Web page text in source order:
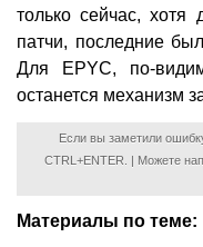
только сейчас, хотя
патчи, последние
Для EPYC, по-
останется механизм
Если вы заметили
CTRL+ENTER. | Можете
Материалы по теме: